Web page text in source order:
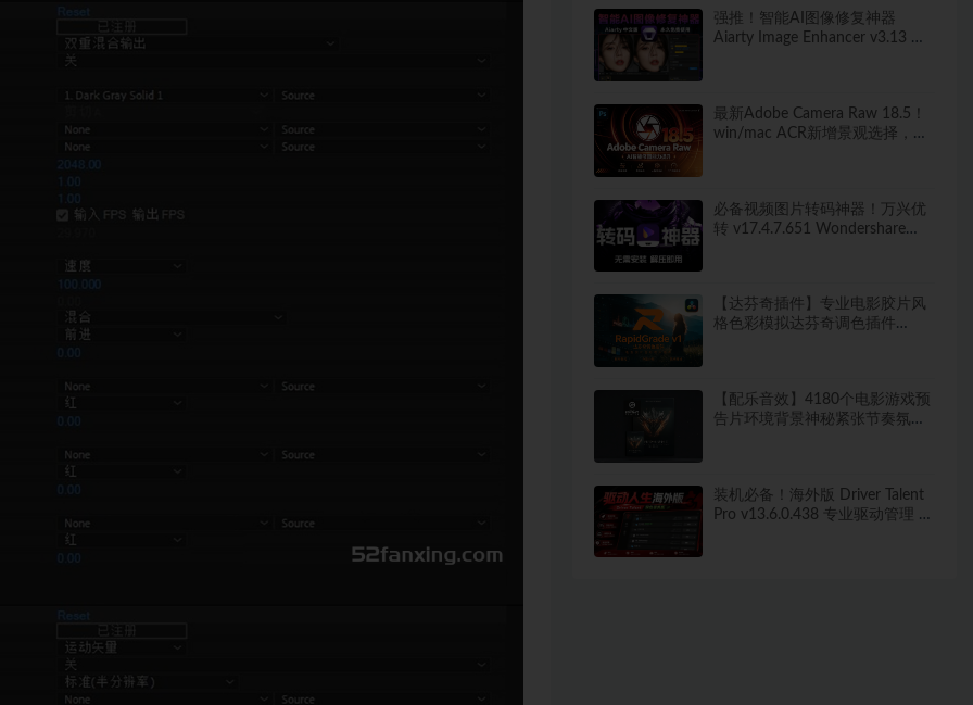
强推！智能AI图像修复神器
Aiarty Image Enhancer v3.13 ！
最新Adobe Camera Raw 18.5！
win/mac ACR新增景观选择，干
必备视频图片转码神器！万兴优
转 v17.4.7.651 Wondershare
【达芬奇插件】专业电影胶片风
格色彩模拟达芬奇调色插件
【配乐音效】4180个电影游戏预
告片环境背景神秘紧张节奏氛围
装机必备！海外版 Driver Talent
Pro v13.6.0.438 专业驱动管理 告